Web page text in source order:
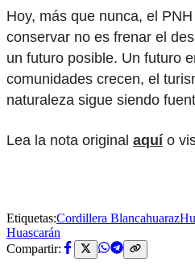
Hoy, más que nunca, el
conservar no es frenar el
un futuro posible. Un futuro
comunidades crecen, el
naturaleza sigue siendo
Lea la nota original aquí o
Etiquetas:Cordillera Blancahuaraz
Huascarán
Compartir: